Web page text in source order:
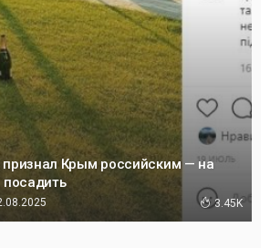
признал Крым российским — на
посадить
3.45K